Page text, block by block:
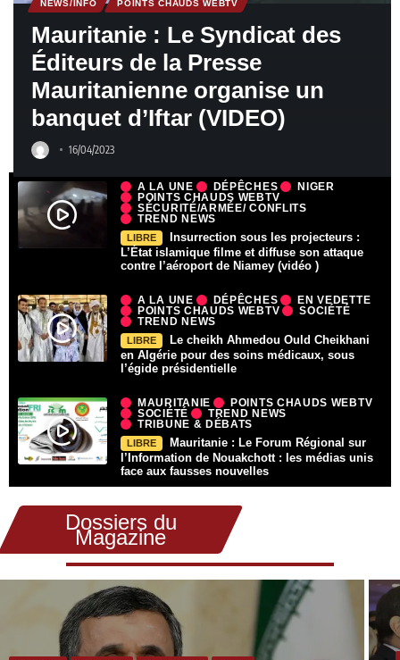
NEWS/INFO POINTS CHAUDS WEBTV
Mauritanie : Le Syndicat des
Éditeurs de la Presse
Mauritanienne organise un
banquet d’Iftar (VIDEO)
16/04/2023
A LA UNE DÉPÊCHES
NIGER
POINTS CHAUDS WEBTV
SÉCURITÉ/ARMÉE/ CONFLITS
TREND NEWS
LIBRE
Insurrection sous les projecteurs :
L’État islamique filme et diffuse son attaque
contre l’aéroport de Niamey (vidéo )
A LA UNE DÉPÊCHES
EN VEDETTE
POINTS CHAUDS WEBTV
SOCIÉTÉ
TREND NEWS
LIBRE
Le cheikh Ahmedou Ould Cheikhani
en Algérie pour des soins médicaux, sous
l’égide présidentielle
MAURITANIE
POINTS CHAUDS WEBTV
SOCIÉTÉ
TREND NEWS
TRIBUNE & DÉBATS
LIBRE
Mauritanie : Le Forum Régional sur
l’Information de Nouakchott : les médias unis
face aux fausses nouvelles
Dossiers du
Magazine